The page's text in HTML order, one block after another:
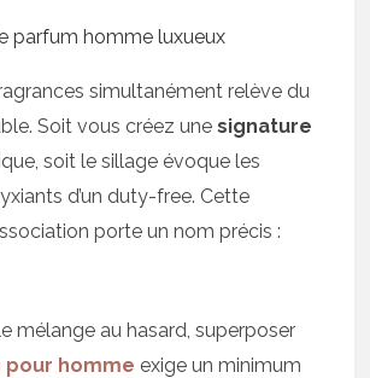
simultanément relève du
Soit vous créez unesignature
soit le sillage évoque les
d’un duty-free. Cette
porte un nom précis :
mélange au hasard, superposer
pour homme exige un minimum